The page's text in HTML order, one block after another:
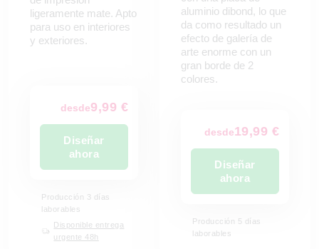
ligeramente mate. Apto
para uso en interiores
y exteriores.
desde9,99 €
Diseñar
ahora
Producción 3 días
laborables
Disponible entrega
urgente 48h
aluminio dibond, lo que
da como resultado un
efecto de galería de
arte enorme con un
gran borde de 2
colores.
desde19,99 €
Diseñar
ahora
Producción 5 días
laborables